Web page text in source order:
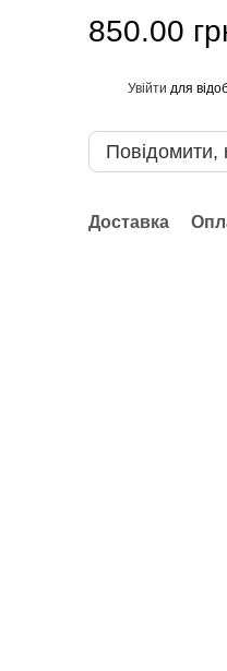
850.00
Увійти для
Повідомити,
Доставка